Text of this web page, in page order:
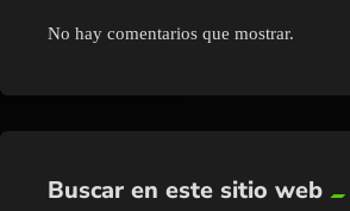
No hay comentarios que mostrar.
Buscar en este sitio web